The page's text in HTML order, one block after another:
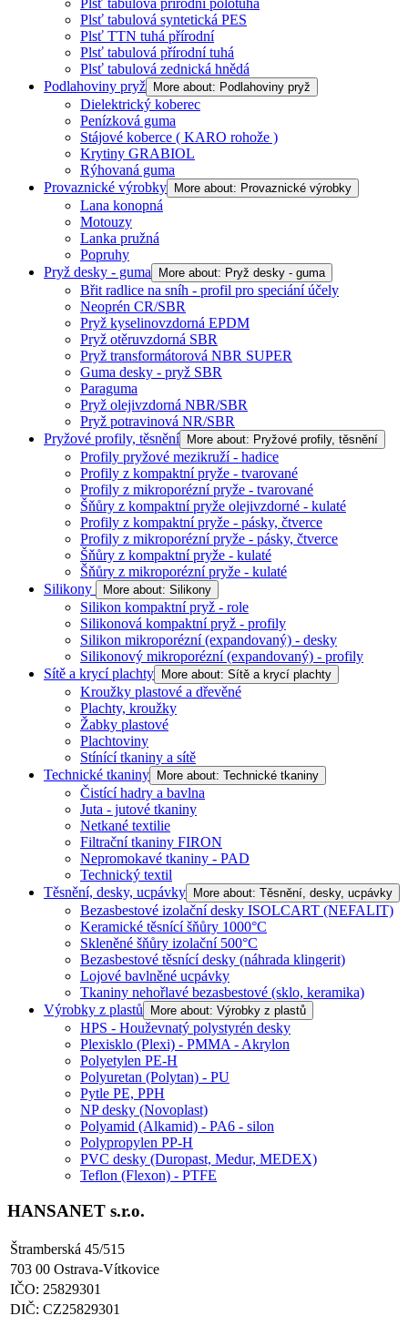
Plsť tabulová přírodní polotuhá
Plsť tabulová syntetická PES
Plsť TTN tuhá přírodní
Plsť tabulová přírodní tuhá
Plsť tabulová zednická hnědá
Podlahoviny pryž
More about: Podlahoviny pryž
Dielektrický koberec
Penízková guma
Stájové koberce ( KARO rohože )
Krytiny GRABIOL
Rýhovaná guma
Provaznické výrobky
More about: Provaznické výrobky
Lana konopná
Motouzy
Lanka pružná
Popruhy
Pryž desky - guma
More about: Pryž desky - guma
Břit radlice na sníh - profil pro speciání účely
Neoprén CR/SBR
Pryž kyselinovzdorná EPDM
Pryž otěruvzdorná SBR
Pryž transformátorová NBR SUPER
Guma desky - pryž SBR
Paraguma
Pryž olejivzdorná NBR/SBR
Pryž potravinová NR/SBR
Pryžové profily, těsnění
More about: Pryžové profily, těsnění
Profily pryžové mezikruží - hadice
Profily z kompaktní pryže - tvarované
Profily z mikroporézní pryže - tvarované
Šňůry z kompaktní pryže olejivzdorné - kulaté
Profily z kompaktní pryže - pásky, čtverce
Profily z mikroporézní pryže - pásky, čtverce
Šňůry z kompaktní pryže - kulaté
Šňůry z mikroporézní pryže - kulaté
Silikony
More about: Silikony
Silikon kompaktní pryž - role
Silikonová kompaktní pryž - profily
Silikon mikroporézní (expandovaný) - desky
Silikonový mikroporézní (expandovaný) - profily
Sítě a krycí plachty
More about: Sítě a krycí plachty
Kroužky plastové a dřevěné
Plachty, kroužky
Žabky plastové
Plachtoviny
Stínící tkaniny a sítě
Technické tkaniny
More about: Technické tkaniny
Čistící hadry a bavlna
Juta - jutové tkaniny
Netkané textilie
Filtrační tkaniny FIRON
Nepromokavé tkaniny - PAD
Technický textil
Těsnění, desky, ucpávky
More about: Těsnění, desky, ucpávky
Bezasbestové izolační desky ISOLCART (NEFALIT)
Keramické těsnící šňůry 1000°C
Skleněné šňůry izolační 500°C
Bezasbestové těsnící desky (náhrada klingerit)
Lojové bavlněné ucpávky
Tkaniny nehořlavé bezasbestové (sklo, keramika)
Výrobky z plastů
More about: Výrobky z plastů
HPS - Houževnatý polystyrén desky
Plexisklo (Plexi) - PMMA - Akrylon
Polyetylen PE-H
Polyuretan (Polytan) - PU
Pytle PE, PPH
NP desky (Novoplast)
Polyamid (Alkamid) - PA6 - silon
Polypropylen PP-H
PVC desky (Duropast, Medur, MEDEX)
Teflon (Flexon) - PTFE
HANSANET s.r.o.
Štramberská 45/515
703 00 Ostrava-Vítkovice
IČO: 25829301
DIČ: CZ25829301